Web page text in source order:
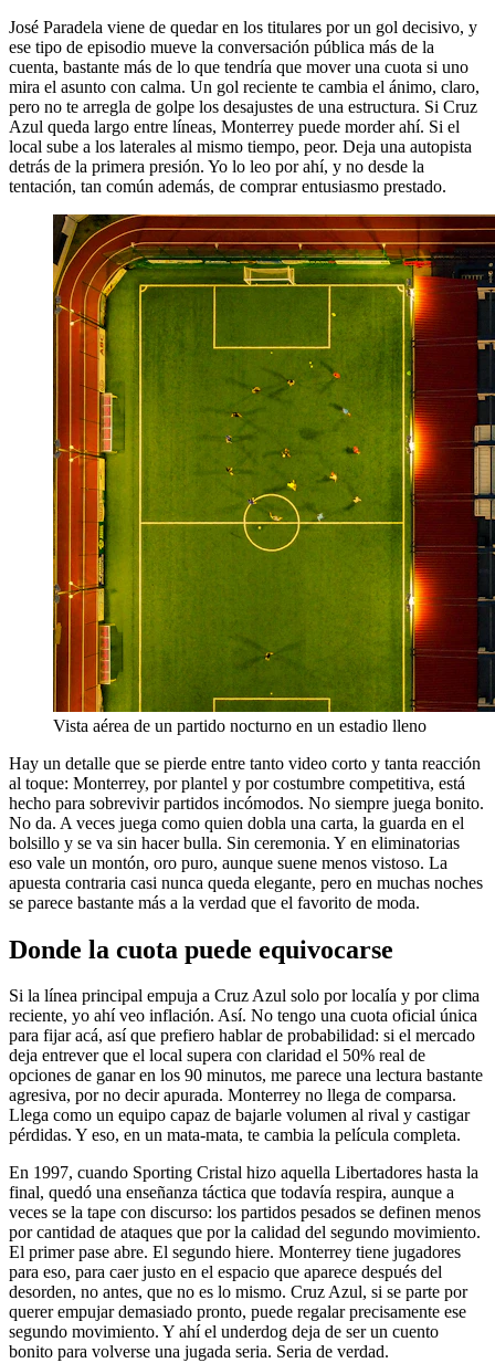
José Paradela viene de quedar en los titulares por un gol decisivo, y
ese tipo de episodio mueve la conversación pública más de la
cuenta, bastante más de lo que tendría que mover una cuota si uno
mira el asunto con calma. Un gol reciente te cambia el ánimo, claro,
pero no te arregla de golpe los desajustes de una estructura. Si Cruz
Azul queda largo entre líneas, Monterrey puede morder ahí. Si el
local sube a los laterales al mismo tiempo, peor. Deja una autopista
detrás de la primera presión. Yo lo leo por ahí, y no desde la
tentación, tan común además, de comprar entusiasmo prestado.
Vista aérea de un partido nocturno en un estadio lleno
Hay un detalle que se pierde entre tanto video corto y tanta reacción
al toque: Monterrey, por plantel y por costumbre competitiva, está
hecho para sobrevivir partidos incómodos. No siempre juega bonito.
No da. A veces juega como quien dobla una carta, la guarda en el
bolsillo y se va sin hacer bulla. Sin ceremonia. Y en eliminatorias
eso vale un montón, oro puro, aunque suene menos vistoso. La
apuesta contraria casi nunca queda elegante, pero en muchas noches
se parece bastante más a la verdad que el favorito de moda.
Donde la cuota puede equivocarse
Si la línea principal empuja a Cruz Azul solo por localía y por clima
reciente, yo ahí veo inflación. Así. No tengo una cuota oficial única
para fijar acá, así que prefiero hablar de probabilidad: si el mercado
deja entrever que el local supera con claridad el 50% real de
opciones de ganar en los 90 minutos, me parece una lectura bastante
agresiva, por no decir apurada. Monterrey no llega de comparsa.
Llega como un equipo capaz de bajarle volumen al rival y castigar
pérdidas. Y eso, en un mata-mata, te cambia la película completa.
En 1997, cuando Sporting Cristal hizo aquella Libertadores hasta la
final, quedó una enseñanza táctica que todavía respira, aunque a
veces se la tape con discurso: los partidos pesados se definen menos
por cantidad de ataques que por la calidad del segundo movimiento.
El primer pase abre. El segundo hiere. Monterrey tiene jugadores
para eso, para caer justo en el espacio que aparece después del
desorden, no antes, que no es lo mismo. Cruz Azul, si se parte por
querer empujar demasiado pronto, puede regalar precisamente ese
segundo movimiento. Y ahí el underdog deja de ser un cuento
bonito para volverse una jugada seria. Seria de verdad.